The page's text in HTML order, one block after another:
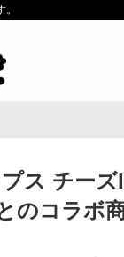
ス チーズ
のコラボ